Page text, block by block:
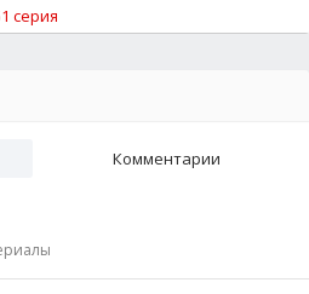
серия
Комментарии